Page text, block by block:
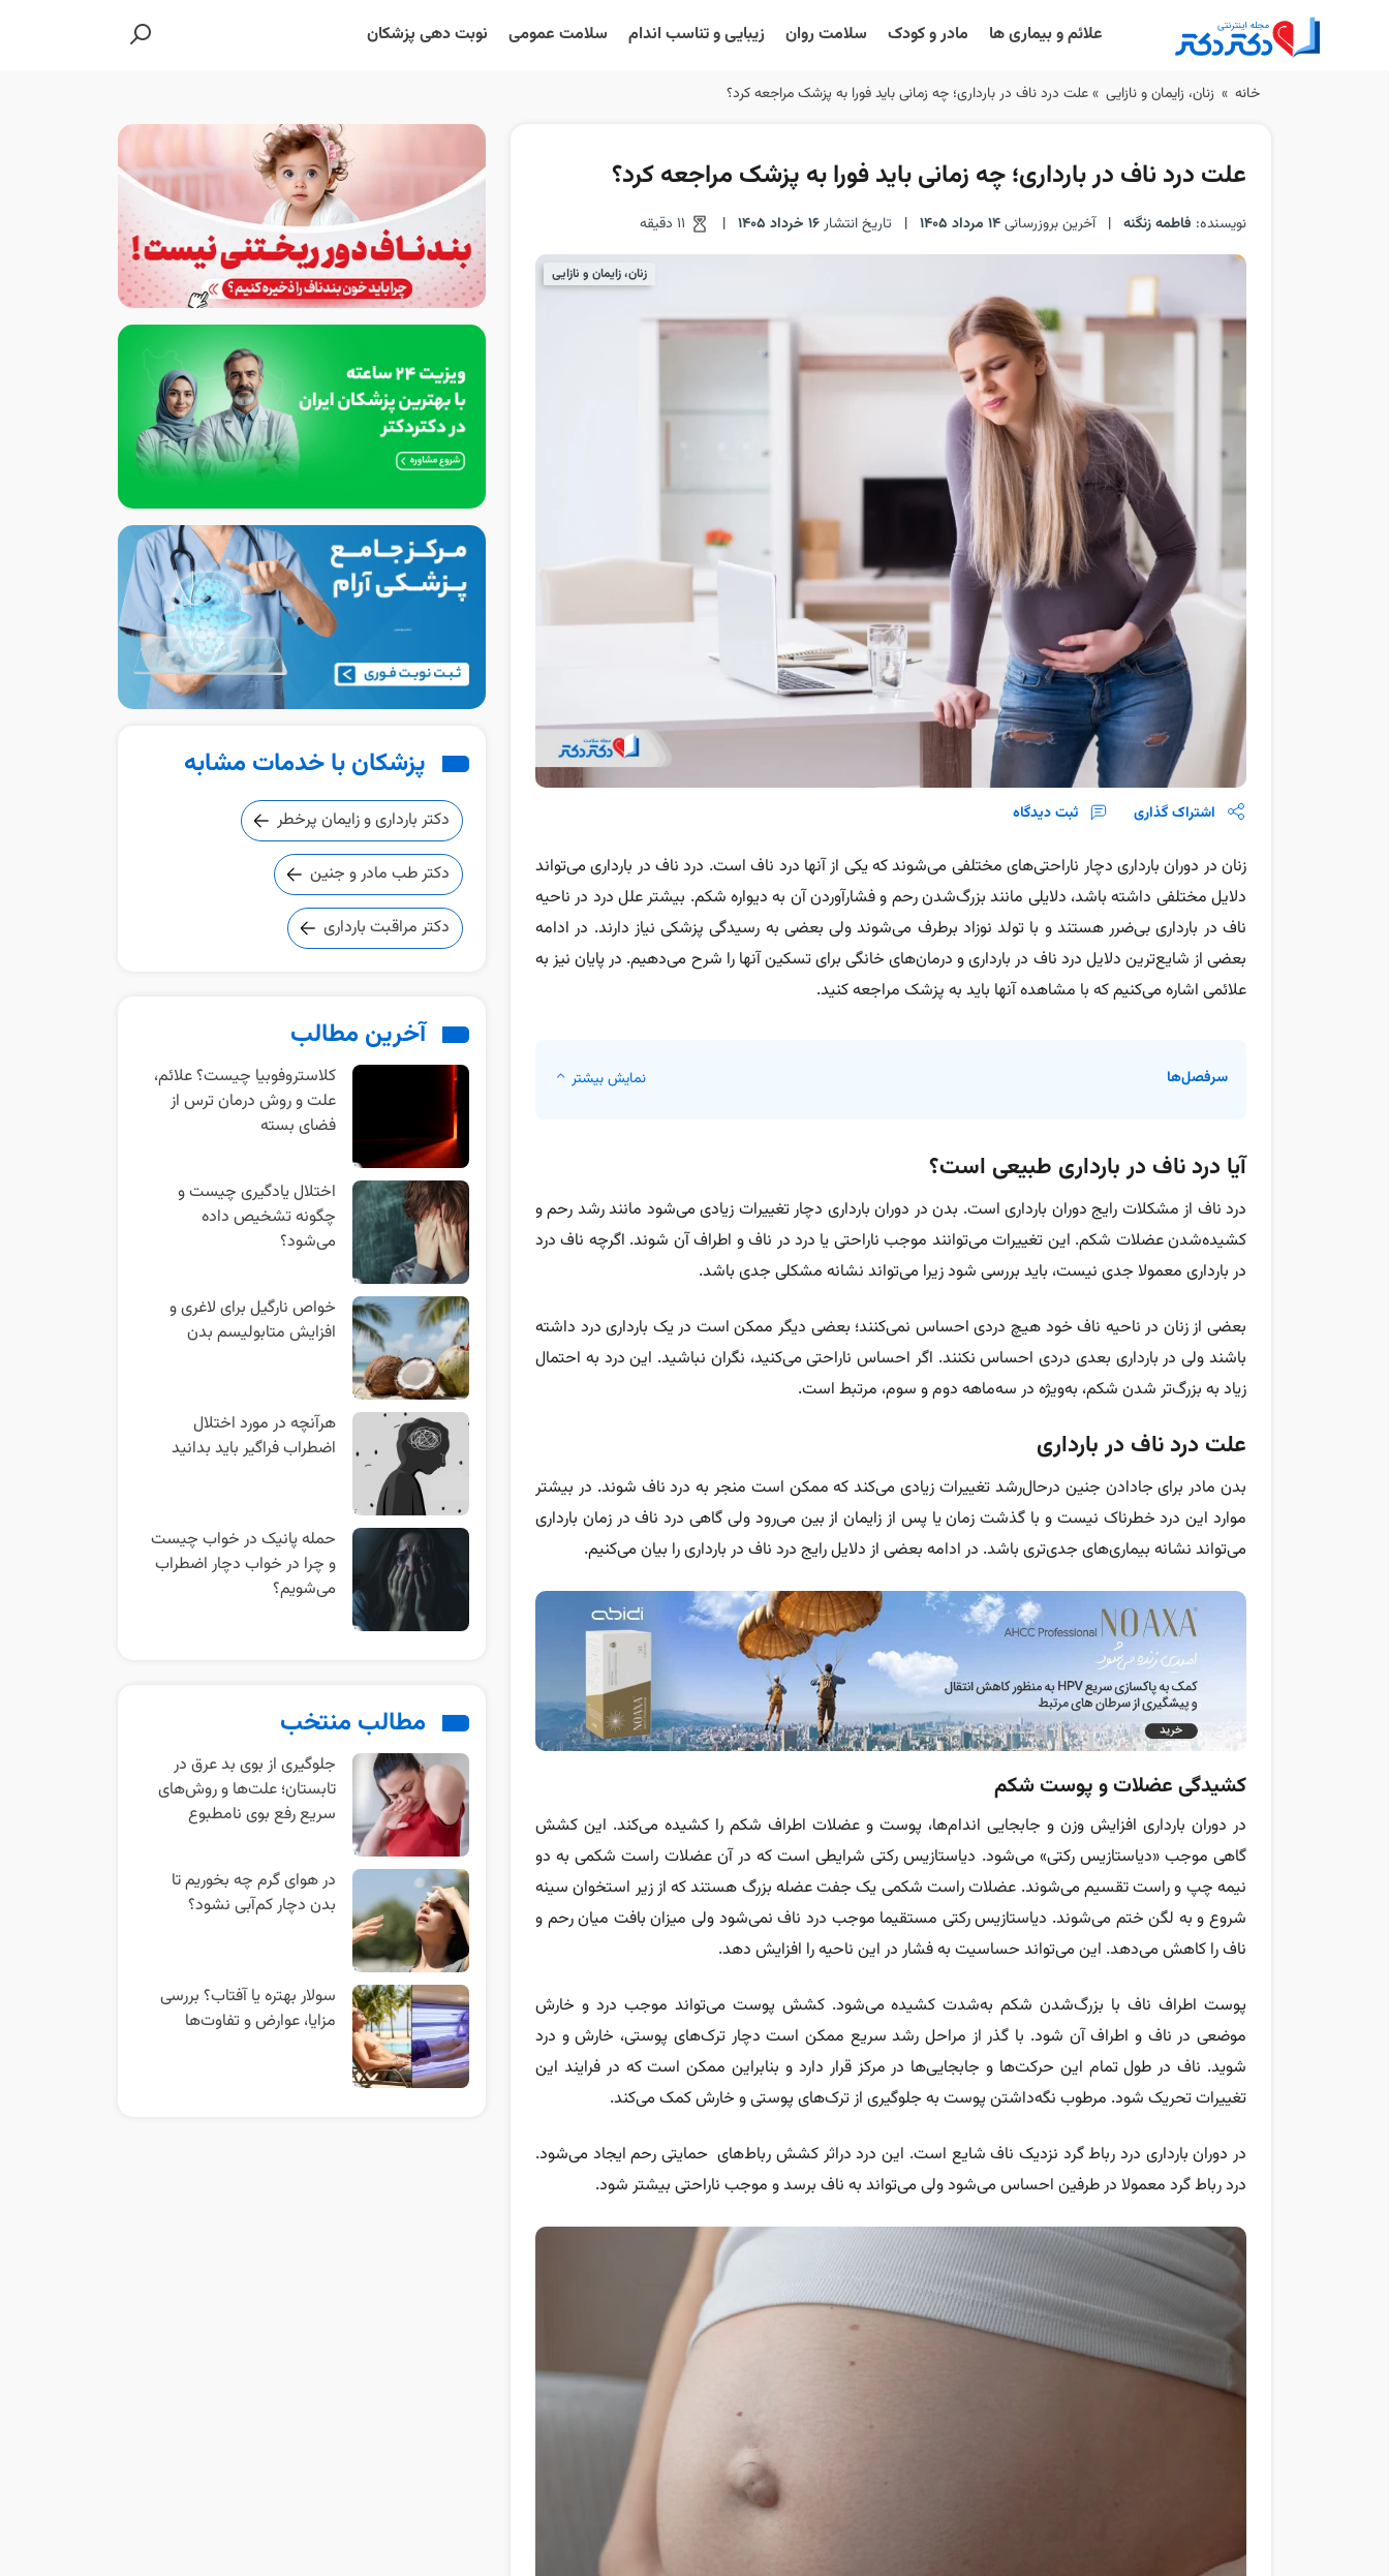
علائم و بیماری ها مادر و کودک سلامت روان زیبایی و تناسب اندام سلامت عمومی نوبت دهی پزشکان
خانه » زنان، زایمان و نازایی »علت درد ناف در بارداری؛ چه زمانی باید فورا به پزشک مراجعه کرد؟
علت درد ناف در بارداری؛ چه زمانی باید فورا به پزشک مراجعه کرد؟
نویسنده: فاطمه زنگنه | آخرین بروزرسانی14 مرداد 1405 | تاریخ انتشار16 خرداد 1405 |
زنان، زایمان و نازایی
اشتراک گذاری ثبت دیدگاه
زنان در دوران بارداری دچار ناراحتی‌های مختلفی می‌شوند که یکی از آنها درد ناف است. درد ناف در بارداری می‌تواند
دلایل مختلفی داشته باشد، دلایلی مانند بزرگ‌شدن رحم و فشارآوردن آن به دیواره شکم. بیشتر علل درد در ناحیه
ناف در بارداری بی‌ضرر هستند و با تولد نوزاد برطرف می‌شوند ولی بعضی به رسیدگی پزشکی نیاز دارند. در ادامه
بعضی از شایع‌ترین دلایل درد ناف در بارداری و درمان‌های خانگی برای تسکین آنها را شرح می‌دهیم. در پایان نیز به
علائمی اشاره می‌کنیم که با مشاهده آنها باید به پزشک مراجعه کنید.
سرفصل‌ها نمایش بیشتر
آیا درد ناف در بارداری طبیعی است؟
درد ناف از مشکلات رایج دوران بارداری است. بدن در دوران بارداری دچار تغییرات زیادی می‌شود مانند رشد رحم و
کشیده‌شدن عضلات شکم. این تغییرات می‌توانند موجب ناراحتی یا درد در ناف و اطراف آن شوند. اگرچه ناف درد
در بارداری معمولا جدی نیست، باید بررسی شود زیرا می‌تواند نشانه مشکلی جدی باشد.
بعضی از زنان در ناحیه ناف خود هیچ دردی احساس نمی‌کنند؛ بعضی دیگر ممکن است در یک بارداری درد داشته
باشند ولی در بارداری بعدی دردی احساس نکنند. اگر احساس ناراحتی می‌کنید، نگران نباشید. این درد به احتمال
زیاد به بزرگ‌تر شدن شکم، به‌ویژه در سه‌ماهه دوم و سوم، مرتبط است.
علت درد ناف در بارداری
بدن مادر برای جادادن جنین درحال‌رشد تغییرات زیادی می‌کند که ممکن است منجر به درد ناف شوند. در بیشتر
موارد این درد خطرناک نیست و با گذشت زمان یا پس از زایمان از بین می‌رود ولی گاهی درد ناف در زمان بارداری
می‌تواند نشانه بیماری‌های جدی‌تری باشد. در ادامه بعضی از دلایل رایج درد ناف در بارداری را بیان می‌کنیم.
کشیدگی عضلات و پوست شکم
در دوران بارداری افزایش وزن و جابجایی اندام‌ها، پوست و عضلات اطراف شکم را کشیده می‌کند. این کشش
گاهی موجب «دیاستازیس رکتی» می‌شود. دیاستازیس رکتی شرایطی است که در آن عضلات راست شکمی به دو
نیمه چپ و راست تقسیم می‌شوند. عضلات راست شکمی یک جفت عضله بزرگ هستند که از زیر استخوان سینه
شروع و به لگن ختم می‌شوند. دیاستازیس رکتی مستقیما موجب درد ناف نمی‌شود ولی میزان بافت میان رحم و
ناف را کاهش می‌دهد. این می‌تواند حساسیت به فشار در این ناحیه را افزایش دهد.
پوست اطراف ناف با بزرگ‌شدن شکم به‌شدت کشیده می‌شود. کشش پوست می‌تواند موجب درد و خارش
موضعی در ناف و اطراف آن شود. با گذر از مراحل رشد سریع ممکن است دچار ترک‌های پوستی، خارش و درد
شوید. ناف در طول تمام این حرکت‌ها و جابجایی‌ها در مرکز قرار دارد و بنابراین ممکن است که در فرایند این
تغییرات تحریک شود. مرطوب نگه‌داشتن پوست به جلوگیری از ترک‌های پوستی و خارش کمک می‌کند.
در دوران بارداری درد رباط گرد نزدیک ناف شایع است. این درد دراثر کشش رباط‌های حمایتی رحم ایجاد می‌شود.
درد رباط گرد معمولا در طرفین احساس می‌شود ولی می‌تواند به ناف برسد و موجب ناراحتی بیشتر شود.
پزشکان با خدمات مشابه
دکتر بارداری و زایمان پرخطر
دکتر طب مادر و جنین
دکتر مراقبت بارداری
آخرین مطالب
کلاستروفوبیا چیست؟ علائم،
علت و روش درمان ترس از
فضای بسته
اختلال یادگیری چیست و
چگونه تشخیص داده
می‌شود؟
خواص نارگیل برای لاغری و
افزایش متابولیسم بدن
هرآنچه در مورد اختلال
اضطراب فراگیر باید بدانید
حمله پانیک در خواب چیست
و چرا در خواب دچار اضطراب
می‌شویم؟
مطالب منتخب
جلوگیری از بوی بد عرق در
تابستان؛ علت‌ها و روش‌های
سریع رفع بوی نامطبوع
در هوای گرم چه بخوریم تا
بدن دچار کم‌آبی نشود؟
سولار بهتره یا آفتاب؟ بررسی
مزایا، عوارض و تفاوت‌ها